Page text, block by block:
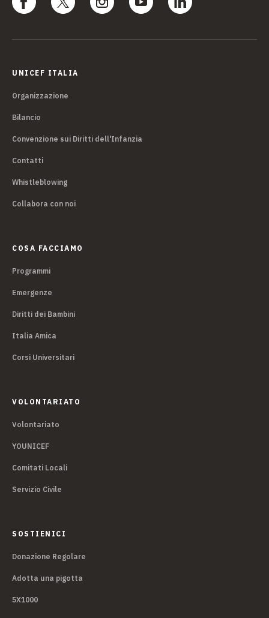
UNICEF ITALIA
Organizzazione
Bilancio
Convenzione sui Diritti dell'Infanzia
Contatti
Whistleblowing
Collabora con noi
COSA FACCIAMO
Programmi
Emergenze
Diritti dei Bambini
Italia Amica
Corsi Universitari
VOLONTARIATO
Volontariato
YOUNICEF
Comitati Locali
Servizio Civile
SOSTIENICI
Donazione Regolare
Adotta una pigotta
5X1000